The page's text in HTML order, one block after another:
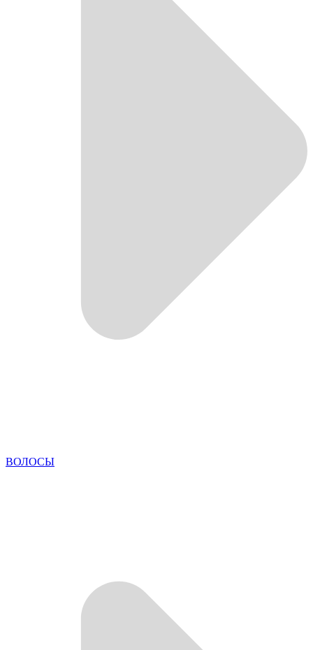
ВОЛОСЫ